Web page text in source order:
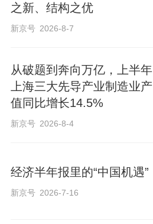
之新、结构之优
新京号 2026-8-7
从破题到奔向万亿，上半年
上海三大先导产业制造业产
值同比增长14.5%
新京号 2026-8-4
经济半年报里的“中国机遇”
新京号 2026-7-16